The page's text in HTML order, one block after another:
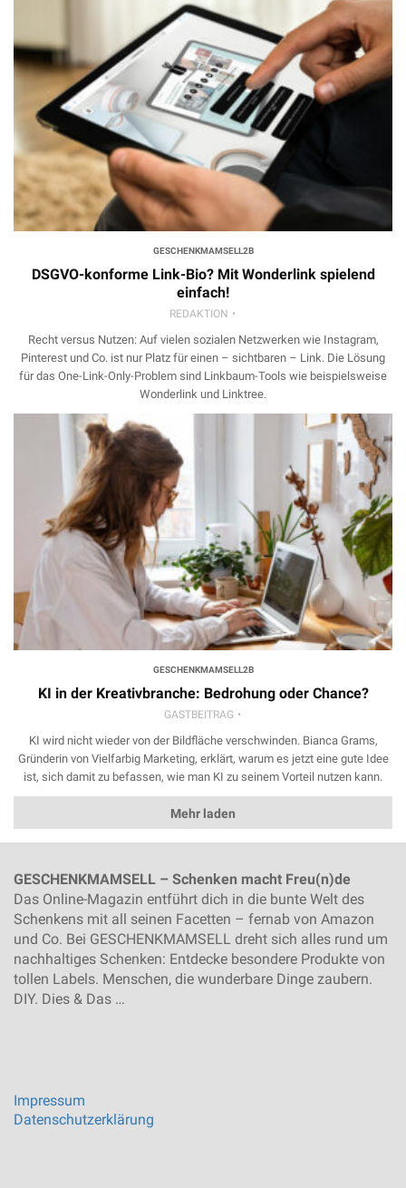
GESCHENKMAMSELL2B
DSGVO-konforme Link-Bio? Mit Wonderlink spielend
einfach!
REDAKTION
Recht versus Nutzen: Auf vielen sozialen Netzwerken wie Instagram,
Pinterest und Co. ist nur Platz für einen – sichtbaren – Link. Die Lösung
für das One-Link-Only-Problem sind Linkbaum-Tools wie beispielsweise
Wonderlink und Linktree.
GESCHENKMAMSELL2B
KI in der Kreativbranche: Bedrohung oder Chance?
GASTBEITRAG
KI wird nicht wieder von der Bildfläche verschwinden. Bianca Grams,
Gründerin von Vielfarbig Marketing, erklärt, warum es jetzt eine gute Idee
ist, sich damit zu befassen, wie man KI zu seinem Vorteil nutzen kann.
Mehr laden
GESCHENKMAMSELL – Schenken macht Freu(n)de
Das Online-Magazin entführt dich in die bunte Welt des
Schenkens mit all seinen Facetten – fernab von Amazon
und Co. Bei GESCHENKMAMSELL dreht sich alles rund um
nachhaltiges Schenken: Entdecke besondere Produkte von
tollen Labels. Menschen, die wunderbare Dinge zaubern.
DIY. Dies & Das …
Impressum
Datenschutzerklärung